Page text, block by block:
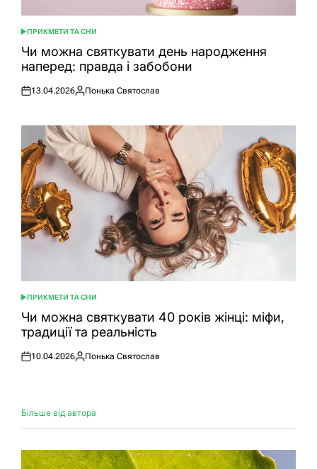
ОПУБЛІКУВАТИ
У
ПРИКМЕТИ ТА СНИ
Чи можна святкувати день народження
наперед: правда і забобони
Оприлюднено
13.04.2026
Опубліковано
Понька Святослав
ОПУБЛІКУВАТИ
У
ПРИКМЕТИ ТА СНИ
Чи можна святкувати 40 років жінці: міфи,
традиції та реальність
Оприлюднено
10.04.2026
Опубліковано
Понька Святослав
Більше від автора